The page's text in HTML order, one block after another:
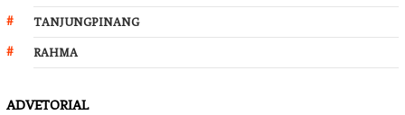
TANJUNGPINANG
RAHMA
ADVETORIAL